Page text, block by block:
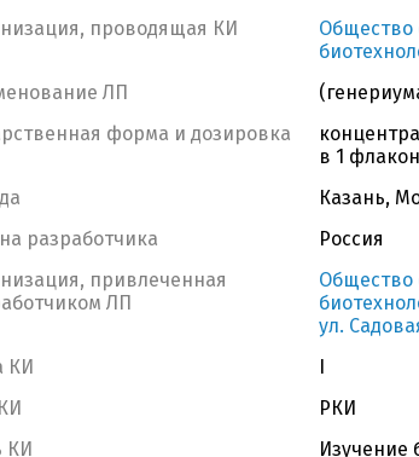
проводящая КИ
Общество
ЛП
форма и дозировка
в 1
Казань,
разработчика
Россия
привлеченная
ЛП
Общество
ул.
КИ
I
РКИ
КИ
Изучение